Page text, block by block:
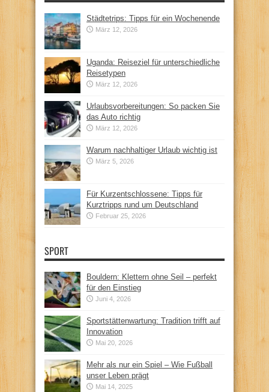
Städtetrips: Tipps für ein Wochenende
März 12, 2026
Uganda: Reiseziel für unterschiedliche
Reisetypen
März 12, 2026
Urlaubsvorbereitungen: So packen Sie
das Auto richtig
März 12, 2026
Warum nachhaltiger Urlaub wichtig ist
März 5, 2026
Für Kurzentschlossene: Tipps für
Kurztripps rund um Deutschland
Februar 25, 2026
SPORT
Bouldern: Klettern ohne Seil – perfekt
für den Einstieg
Juni 4, 2026
Sportstättenwartung: Tradition trifft auf
Innovation
Mai 20, 2026
Mehr als nur ein Spiel – Wie Fußball
unser Leben prägt
Mai 14, 2025